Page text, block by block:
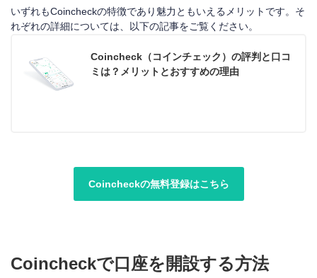
いずれもCoincheckの特徴であり魅力ともいえるメリットです。そ
れぞれの詳細については、以下の記事をご覧ください。
Coincheck（コインチェック）の評判と口コ
ミは？メリットとおすすめの理由
Coincheckの無料登録はこちら
Coincheckで口座を開設する方法